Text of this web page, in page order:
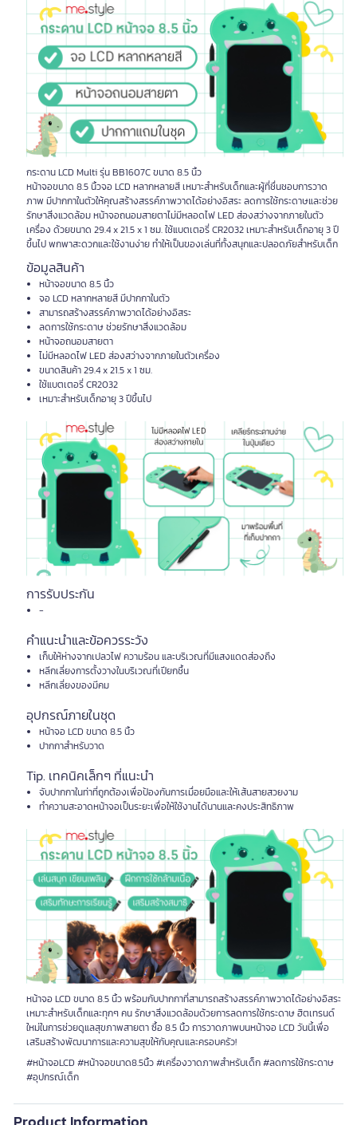
กระดาน LCD Multi รุ่น BB1607C ขนาด 8.5 นิ้ว
หน้าจอขนาด 8.5 นิ้วจอ LCD หลากหลายสี เหมาะสำหรับเด็กและผู้ที่ชื่นชอบการวาด
ภาพ มีปากกาในตัวให้คุณสร้างสรรค์ภาพวาดได้อย่างอิสระ ลดการใช้กระดาษและช่วย
รักษาสิ่งแวดล้อม หน้าจอถนอมสายตาไม่มีหลอดไฟ LED ส่องสว่างจากภายในตัว
เครื่อง ด้วยขนาด 29.4 x 21.5 x 1 ซม. ใช้แบตเตอรี่ CR2032 เหมาะสำหรับเด็กอายุ 3 ปี
ขึ้นไป พกพาสะดวกและใช้งานง่าย ทำให้เป็นของเล่นที่ทั้งสนุกและปลอดภัยสำหรับเด็ก
ข้อมูลสินค้า
หน้าจอขนาด 8.5 นิ้ว
จอ LCD หลากหลายสี มีปากกาในตัว
สามารถสร้างสรรค์ภาพวาดได้อย่างอิสระ
ลดการใช้กระดาษ ช่วยรักษาสิ่งแวดล้อม
หน้าจอถนอมสายตา
ไม่มีหลอดไฟ LED ส่องสว่างจากภายในตัวเครื่อง
ขนาดสินค้า 29.4 x 21.5 x 1 ซม.
ใช้แบตเตอรี่ CR2032
เหมาะสำหรับเด็กอายุ 3 ปีขึ้นไป
การรับประกัน
-
คำแนะนำและข้อควรระวัง
เก็บให้ห่างจากเปลวไฟ ความร้อน และบริเวณที่มีแสงแดดส่องถึง
หลีกเลี่ยงการตั้งวางในบริเวณที่เปียกชื้น
หลีกเลี่ยงของมีคม
อุปกรณ์ภายในชุด
หน้าจอ LCD ขนาด 8.5 นิ้ว
ปากกาสำหรับวาด
Tip. เทคนิคเล็กๆ ที่แนะนำ
จับปากกาในท่าที่ถูกต้องเพื่อป้องกันการเมื่อยมือและให้เส้นสายสวยงาม
ทำความสะอาดหน้าจอเป็นระยะเพื่อให้ใช้งานได้นานและคงประสิทธิภาพ
หน้าจอ LCD ขนาด 8.5 นิ้ว พร้อมกับปากกาที่สามารถสร้างสรรค์ภาพวาดได้อย่างอิสระ
เหมาะสำหรับเด็กและทุกๆ คน รักษาสิ่งแวดล้อมด้วยการลดการใช้กระดาษ ฮิตเทรนด์
ใหม่ในการช่วยดูแลสุขภาพสายตา ซื้อ 8.5 นิ้ว การวาดภาพบนหน้าจอ LCD วันนี้เพื่อ
เสริมสร้างพัฒนาการและความสุขให้กับคุณและครอบครัว!
#หน้าจอLCD #หน้าจอขนาด8.5นิ้ว #เครื่องวาดภาพสำหรับเด็ก #ลดการใช้กระดาษ
#อุปกรณ์เด็ก